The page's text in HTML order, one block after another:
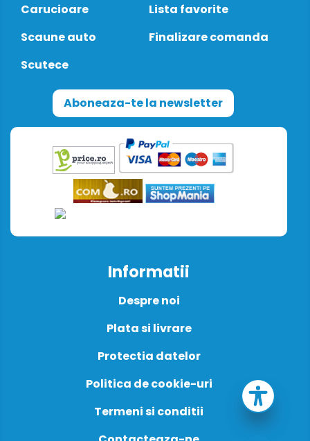
Carucioare
Scaune auto
Scutece
Lista favorite
Finalizare comanda
Aboneaza-te la newsletter
Informatii
Despre noi
Plata si livrare
Protectia datelor
Politica de cookie-uri
Termeni si conditii